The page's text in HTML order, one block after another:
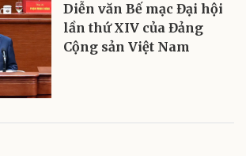
Diễn văn Bế mạc Đại hội
lần thứ XIV của Đảng
Cộng sản Việt Nam